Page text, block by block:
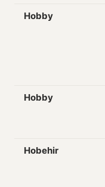
Hobby
Hobby
Hobehir